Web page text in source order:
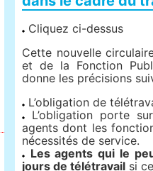
Cliquez ci-dessus
Cette nouvelle
et de la Fonction
donne les précisions
L’obligation de
L’obligation porte
agents dont les
nécessités de service.
Les agents qui le
jours de télétravail si